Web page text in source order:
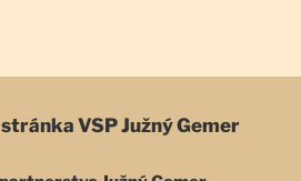
stránka VSP Južný Gemer